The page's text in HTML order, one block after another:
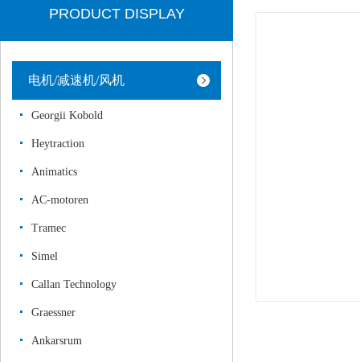
PRODUCT DISPLAY
电机/减速机/风机
Georgii Kobold
Heytraction
Animatics
AC-motoren
Tramec
Simel
Callan Technology
Graessner
Ankarsrum